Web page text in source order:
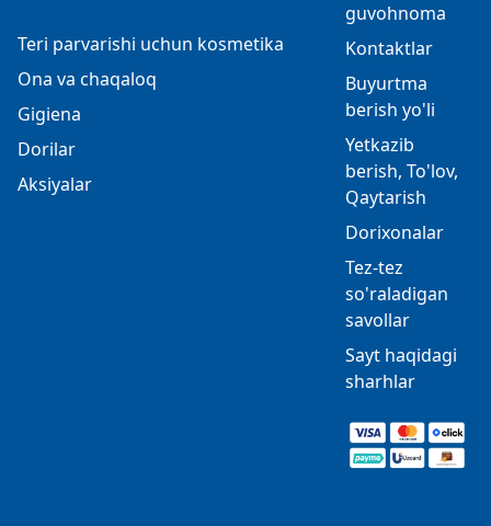
Teri parvarishi uchun kosmetika
Ona va chaqaloq
Gigiena
Dorilar
Aksiyalar
guvohnoma
Kontaktlar
Buyurtma
berish yo'li
Yetkazib
berish, To'lov,
Qaytarish
Dorixonalar
Tez-tez
so'raladigan
savollar
Sayt haqidagi
sharhlar